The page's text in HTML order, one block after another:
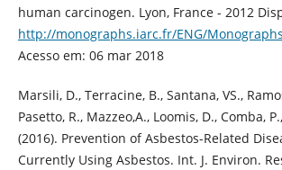
human carcinogen. Lyon, France - 2012
http://monographs.iarc.fr/ENG/
Acesso em: 06 mar 2018
Marsili, D., Terracine, B., Santana, VS.,
Pasetto, R., Mazzeo,A., Loomis, D., Comba,
(2016). Prevention of Asbestos-Related
Currently Using Asbestos. Int. J. Environ.